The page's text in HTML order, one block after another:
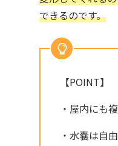
できるのです。
【POINT】
・屋内にも
・水嚢は自